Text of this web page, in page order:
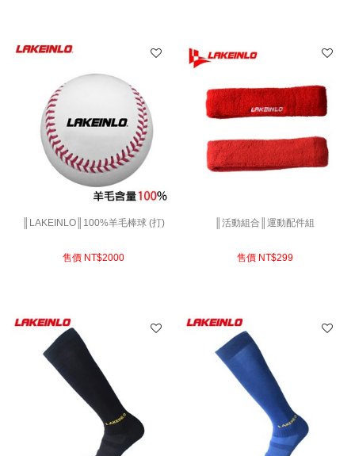
║LAKEINLO║100%羊毛棒球 (打)
售價 NT$2000
║活動組合║運動配件組
售價 NT$299